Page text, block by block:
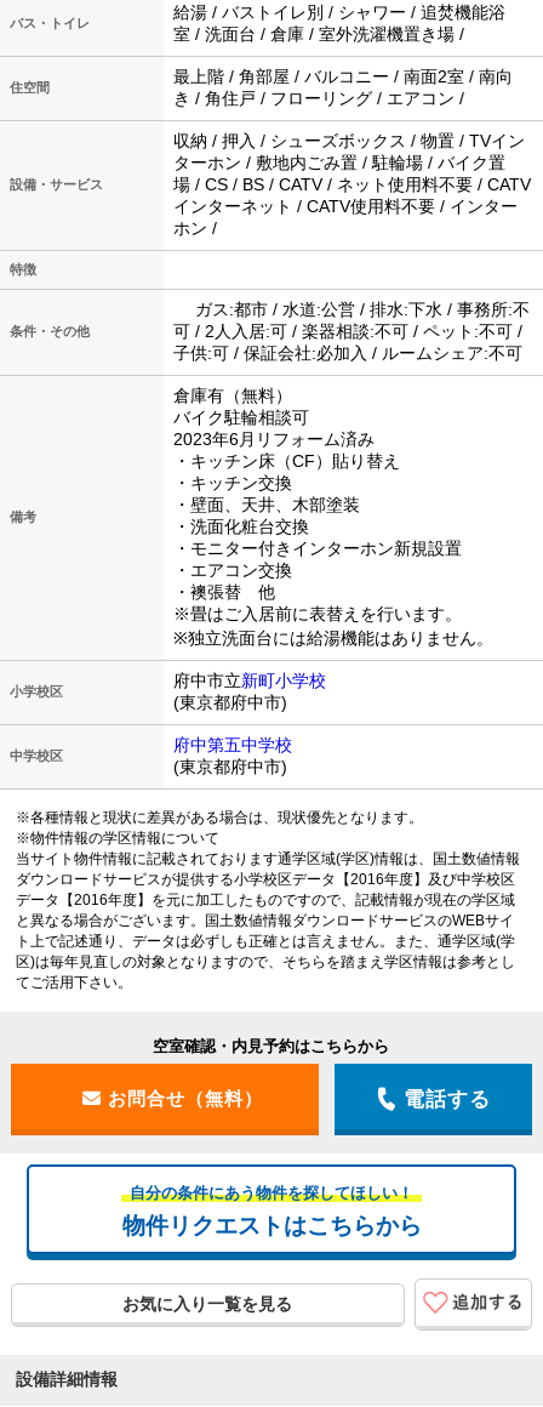
バス・トイレ
給湯 / バストイレ別 / シャワー / 追焚機能浴
室 / 洗面台 / 倉庫 / 室外洗濯機置き場 /
住空間
最上階 / 角部屋 / バルコニー / 南面2室 / 南向
き / 角住戸 / フローリング / エアコン /
設備・サービス
収納 / 押入 / シューズボックス / 物置 / TVイン
ターホン / 敷地内ごみ置 / 駐輪場 / バイク置
場 / CS / BS / CATV / ネット使用料不要 / CATV
インターネット / CATV使用料不要 / インター
ホン /
特徴
条件・その他
ガス:都市 / 水道:公営 / 排水:下水 / 事務所:不
可 / 2人入居:可 / 楽器相談:不可 / ペット:不可 /
子供:可 / 保証会社:必加入 / ルームシェア:不可
備考
倉庫有（無料）
バイク駐輪相談可
2023年6月リフォーム済み
・キッチン床（CF）貼り替え
・キッチン交換
・壁面、天井、木部塗装
・洗面化粧台交換
・モニター付きインターホン新規設置
・エアコン交換
・襖張替 他
※畳はご入居前に表替えを行います。
※独立洗面台には給湯機能はありません。
小学校区
府中市立新町小学校
(東京都府中市)
中学校区
府中第五中学校
(東京都府中市)
※各種情報と現状に差異がある場合は、現状優先となります。
※物件情報の学区情報について
当サイト物件情報に記載されております通学区域(学区)情報は、国土数値情報
ダウンロードサービスが提供する小学校区データ【2016年度】及び中学校区
データ【2016年度】を元に加工したものですので、記載情報が現在の学区域
と異なる場合がございます。国土数値情報ダウンロードサービスのWEBサイ
ト上で記述通り、データは必ずしも正確とは言えません。また、通学区域(学
区)は毎年見直しの対象となりますので、そちらを踏まえ学区情報は参考とし
てご活用下さい。
空室確認・内見予約はこちらから
電話する
自分の条件にあう物件を探してほしい！
物件リクエストはこちらから
お気に入り一覧を見る
設備詳細情報